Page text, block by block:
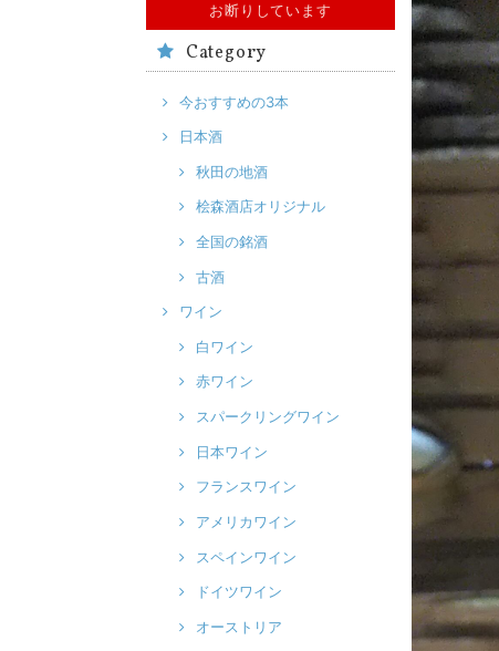
お断りしています
Category
今おすすめの3本
日本酒
秋田の地酒
桧森酒店オリジナル
全国の銘酒
古酒
ワイン
白ワイン
赤ワイン
スパークリングワイン
日本ワイン
フランスワイン
アメリカワイン
スペインワイン
ドイツワイン
オーストリア